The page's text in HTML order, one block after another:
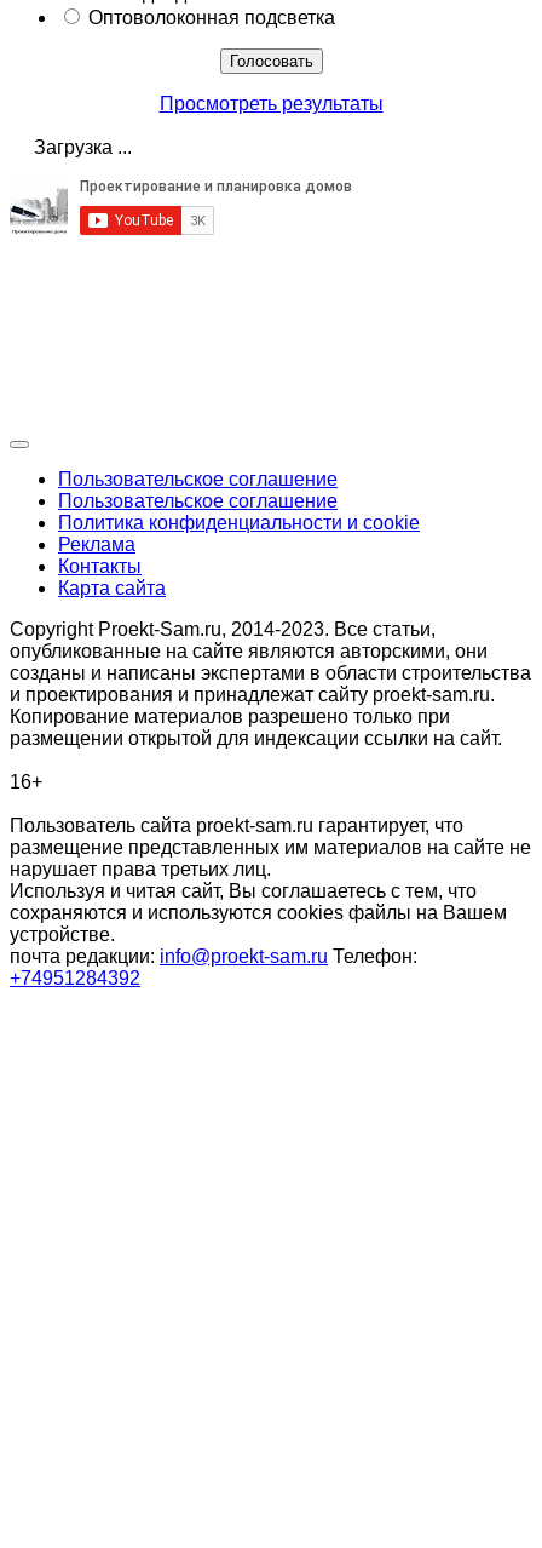
Оптоволоконная подсветка
Просмотреть результаты
Загрузка ...
Пользовательское соглашение
Пользовательское соглашение
Политика конфиденциальности и cookie
Реклама
Контакты
Карта сайта
Copyright Proekt-Sam.ru, 2014-2023. Все статьи,
опубликованные на сайте являются авторскими, они
созданы и написаны экспертами в области строительства
и проектирования и принадлежат сайту proekt-sam.ru.
Копирование материалов разрешено только при
размещении открытой для индексации ссылки на сайт.
16+
Пользователь сайта proekt-sam.ru гарантирует, что
размещение представленных им материалов на сайте не
нарушает права третьих лиц.
Используя и читая сайт, Вы соглашаетесь с тем, что
сохраняются и используются cookies файлы на Вашем
устройстве.
почта редакции: info@proekt-sam.ru Телефон:
+74951284392